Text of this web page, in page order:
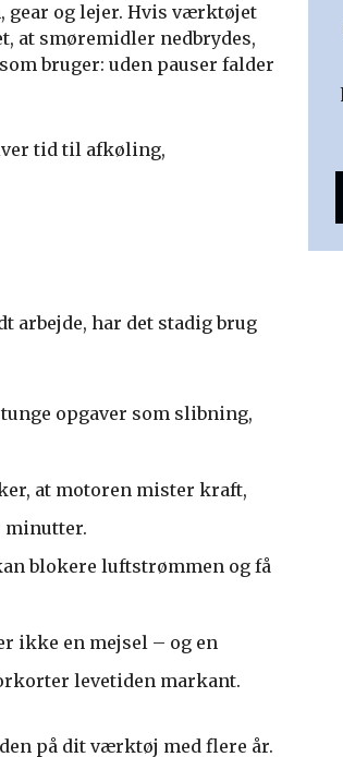
gear og lejer. Hvis værktøjet
at smøremidler nedbrydes,
bruger: uden pauser falder
tid til afkøling,
arbejde, har det stadig brug
opgaver som slibning,
at motoren mister kraft,
minutter.
blokere luftstrømmen og få
ikke en mejsel – og en
levetiden markant.
på dit værktøj med flere år.